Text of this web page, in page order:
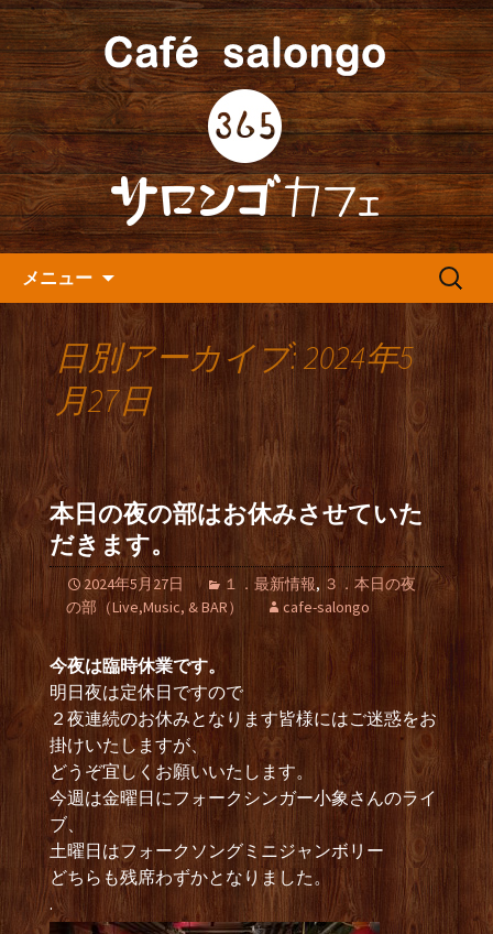
人形町の『365(サロンゴ)カフ
ェ』よりお知らせ
人形町の音楽カフェ『365カフェ』より
最新情報をお届けします。
メニュー
検
日別アーカイブ: 2024年5
月27日
本日の夜の部はお休みさせていた
だきます。
2024年5月27日 １．最新情報, ３．本日の夜
の部（Live,Music, & BAR）
cafe-salongo
今夜は臨時休業です。
明日夜は定休日ですので
２夜連続のお休みとなります皆様にはご迷惑をお
掛けいたしますが、
どうぞ宜しくお願いいたします。
今週は金曜日にフォークシンガー小象さんのライ
ブ、
土曜日はフォークソングミニジャンボリー
どちらも残席わずかとなりました。
.